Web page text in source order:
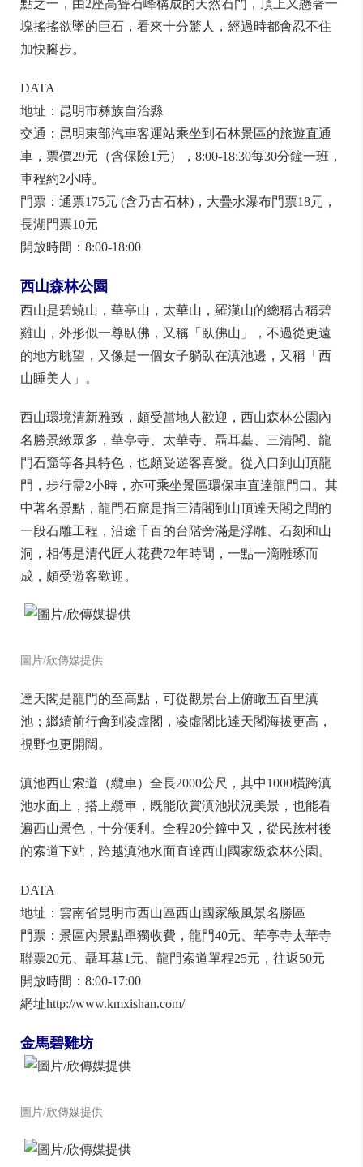
點之一，由2座高聳石峰構成的天然石門，頂上又懸著一
塊搖搖欲墜的巨石，看來十分驚人，經過時都會忍不住
加快腳步。
DATA
地址：昆明市彝族自治縣
交通：昆明東部汽車客運站乘坐到石林景區的旅遊直通
車，票價29元（含保險1元），8:00-18:30每30分鐘一班，
車程約2小時。
門票：通票175元 (含乃古石林)，大疊水瀑布門票18元，
長湖門票10元
開放時間：8:00-18:00
西山森林公園
西山是碧蟯山，華亭山，太華山，羅漢山的總稱古稱碧
雞山，外形似一尊臥佛，又稱「臥佛山」，不過從更遠
的地方眺望，又像是一個女子躺臥在滇池邊，又稱「西
山睡美人」。
西山環境清新雅致，頗受當地人歡迎，西山森林公園內
名勝景緻眾多，華亭寺、太華寺、聶耳墓、三清閣、龍
門石窟等各具特色，也頗受遊客喜愛。從入口到山頂龍
門，步行需2小時，亦可乘坐景區環保車直達龍門口。其
中著名景點，龍門石窟是指三清閣到山頂達天閣之間的
一段石雕工程，沿途千百的台階旁滿是浮雕、石刻和山
洞，相傳是清代匠人花費72年時間，一點一滴雕琢而
成，頗受遊客歡迎。
圖片/欣傳媒提供
達天閣是龍門的至高點，可從觀景台上俯瞰五百里滇
池；繼續前行會到凌虛閣，凌虛閣比達天閣海拔更高，
視野也更開闊。
滇池西山索道（纜車）全長2000公尺，其中1000橫跨滇
池水面上，搭上纜車，既能欣賞滇池狀況美景，也能看
遍西山景色，十分便利。全程20分鐘中又，從民族村後
的索道下站，跨越滇池水面直達西山國家級森林公園。
DATA
地址：雲南省昆明市西山區西山國家級風景名勝區
門票：景區內景點單獨收費，龍門40元、華亭寺太華寺
聯票20元、聶耳墓1元、龍門索道單程25元，往返50元
開放時間：8:00-17:00
網址http://www.kmxishan.com/
金馬碧雞坊
圖片/欣傳媒提供